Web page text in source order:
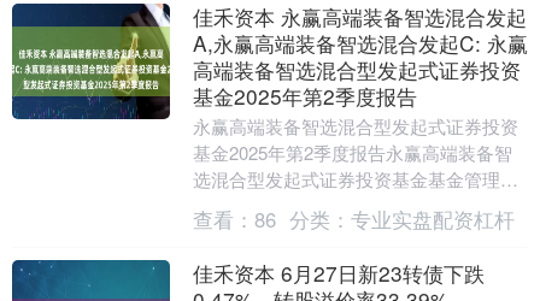
佳禾资本 永赢高端装备智选混合发起
A,永赢高端装备智选混合发起C: 永赢
高端装备智选混合型发起式证券投资
基金2025年第2季度报告
永赢高端装备智选混合型发起式证券投资
基金2025年第2季度报告永赢高端装备智
选混合型发起式证券投资基金基金管理
人：永 赢 基 金管理有限公司基金托管
人：招商银行....
查看： 86 分类： 专业实盘配资杠杆
佳禾资本 6月27日新23转债下跌